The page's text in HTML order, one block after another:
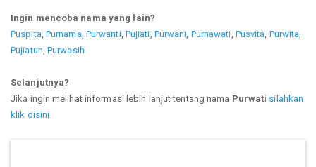
Ingin mencoba nama yang lain?
Puspita Purnama Purwanti, Pujiati Purwani Purnawati Pusvita Purwita
Pujiatun ,Purwasih
Selanjutnya?
Jika ingin melihat informasi lebih lanjut tentang nama Purwati silahkan
klik disini